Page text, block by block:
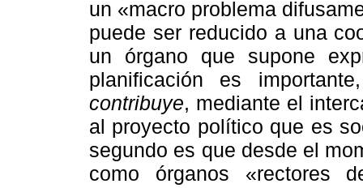
un «macro problema
puede ser reducido a una
un órgano que supone
planificación es
contribuye, mediante el
al proyecto político que es
segundo es que desde el
como órganos «rectores